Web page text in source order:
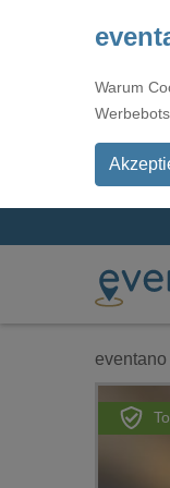
Warum
eventano